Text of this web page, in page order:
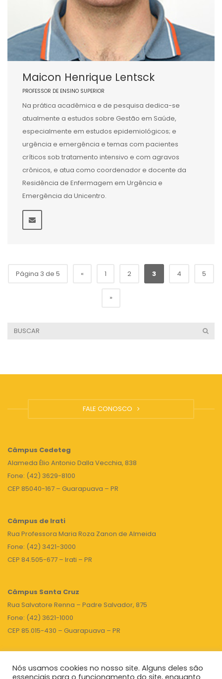
Maicon Henrique Lentsck
PROFESSOR DE ENSINO SUPERIOR
Na prática acadêmica e de pesquisa dedica-se
atualmente a estudos sobre Gestão em Saúde,
especialmente em estudos epidemiológicos; e
urgência e emergência e temas com pacientes
críticos sob tratamento intensivo e com agravos
crônicos, e atua como coordenador e docente da
Residência de Enfermagem em Urgência e
Emergência da Unicentro.
Página 3 de 5 « 1 2 3 4 5
»
FALE CONOSCO
Câmpus Cedeteg
Alameda Élio Antonio Dalla Vecchia, 838
Fone: (42) 3629-8100
CEP 85040-167 – Guarapuava – PR
Câmpus de Irati
Rua Professora Maria Roza Zanon de Almeida
Fone: (42) 3421-3000
CEP 84.505-677 – Irati – PR
Câmpus Santa Cruz
Rua Salvatore Renna – Padre Salvador, 875
Fone: (42) 3621-1000
CEP 85.015-430 – Guarapuava – PR
TOPO
Nós usamos cookies no nosso site. Alguns deles são
essenciais para o funcionamento do site, enquanto